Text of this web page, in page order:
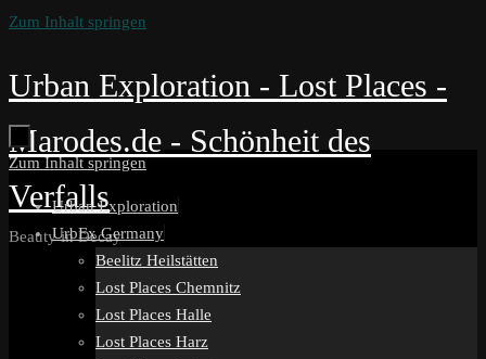
Zum Inhalt springen
Urban Exploration - Lost Places -
Marodes.de - Schönheit des
Verfalls
Beauty in Decay
Zum Inhalt springen
Urban Exploration
UrbEx Germany
Beelitz Heilstätten
Lost Places Chemnitz
Lost Places Halle
Lost Places Harz